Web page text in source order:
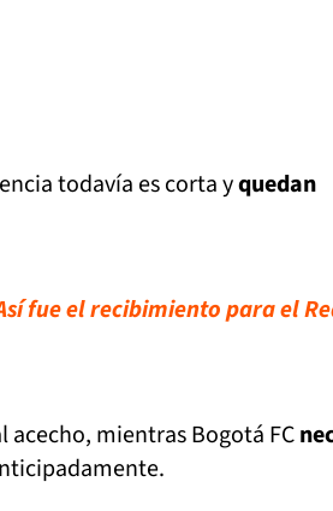
todavía es corta yquedan
fue el recibimiento para el
mientras Bogotá FC